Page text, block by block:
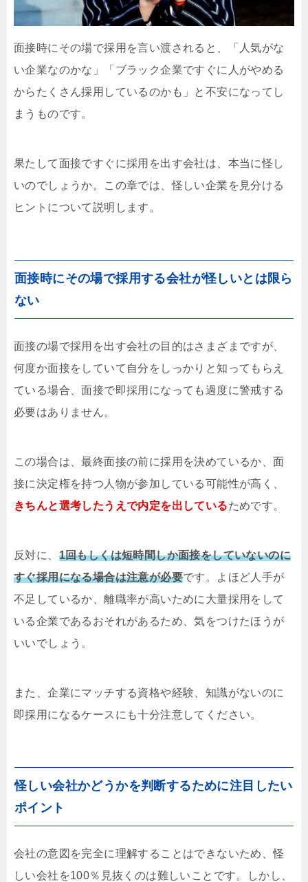
面接時にその場で採用を言い渡されると、「人気がな
い企業なのかな」「ブラック企業ですぐに人がやめる
からたくさん採用しているのかも」と不安になってし
まうものです。
果たして面接ですぐに採用を出す会社は、本当に怪し
いのでしょうか。この章では、怪しい企業を見分ける
ヒントについて説明します。
面接時にその場で採用する会社が怪しいとは限ら
ない
面接の場で採用を出す会社の目的はさまざまですが、
何度か面接をしていて自分をしっかりと知ってもらえ
ている場合、面接で即採用になっても過度に警戒する
必要はありません。
この場合は、最終面接の前に採用を決めているか、面
接に決定権を持つ人物が参加している可能性が高く、
きちんと選考したうえで内定を出しているためです。
反対に、 1回もしくは短時間しか面接をしていないのに
すぐ採用になる場合は注意が必要です。よほど人手が
不足しているか、離職率が高いために大量採用をして
いる企業であるおそれがあるため、気をつけたほうが
いいでしょう。
また、企業にマッチする資格や経験、知識がないのに
即採用になるケースにも十分注意してください。
怪しい会社かどうかを判断するために注目したい
ポイント
会社の意図を完全に理解することはできないため、怪
しい会社を100％見抜くのは難しいことです。しかし、